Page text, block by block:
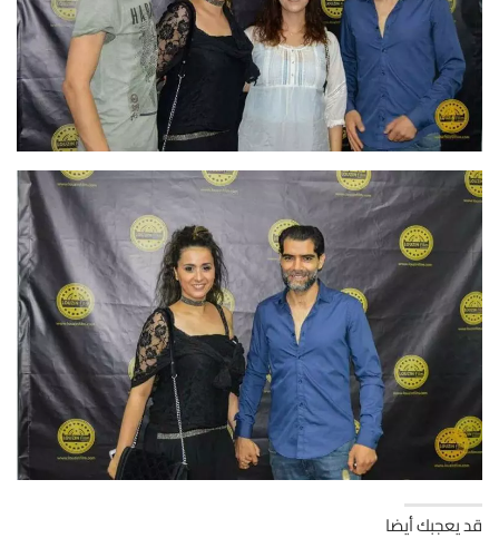
قد يعجبك أيضا